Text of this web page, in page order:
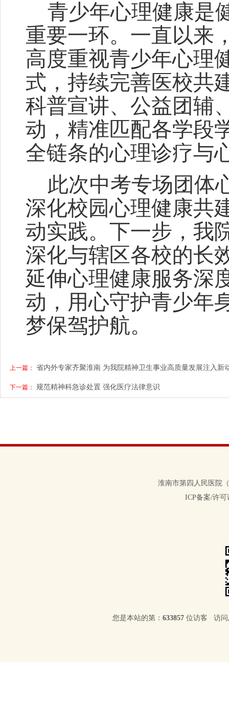
青少年心理健康是
重要一环。一直以来
高度重视青少年心理
式，持续完善医校共
科普宣讲、公益团辅
动，精准匹配各学段
全链条的心理诊疗与
此次中考专场团体
深化校园心理健康共
动实践。下一步，我
深化与辖区各校的长
延伸心理健康服务深
动，用心守护青少年
梦保驾护航。
上一篇： 省内外专家齐聚淮南 为我院精神卫生事业高质量发展注入新
下一篇： 规范精神科急诊处置 强化医疗法律意识
淮南市第四人民医院
ICP备案/许可
您是本站的第： 633857 位访客 访问